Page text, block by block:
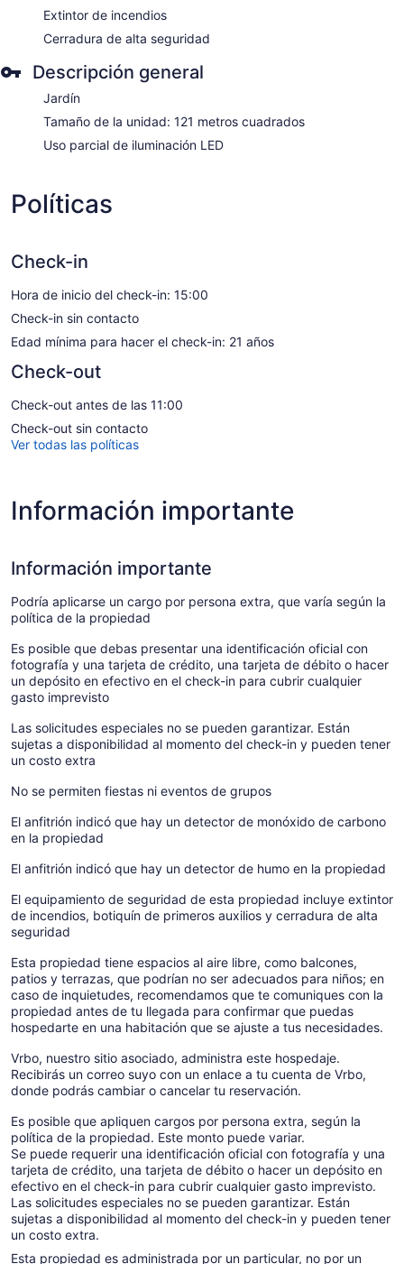
Extintor de incendios
Cerradura de alta seguridad
Descripción general
Jardín
Tamaño de la unidad: 121 metros cuadrados
Uso parcial de iluminación LED
Políticas
Check-in
Hora de inicio del check-in: 15:00
Check-in sin contacto
Edad mínima para hacer el check-in: 21 años
Check-out
Check-out antes de las 11:00
Check-out sin contacto
Ver todas las políticas
Información importante
Información importante
Podría aplicarse un cargo por persona extra, que varía según la
política de la propiedad
Es posible que debas presentar una identificación oficial con
fotografía y una tarjeta de crédito, una tarjeta de débito o hacer
un depósito en efectivo en el check-in para cubrir cualquier
gasto imprevisto
Las solicitudes especiales no se pueden garantizar. Están
sujetas a disponibilidad al momento del check-in y pueden tener
un costo extra
No se permiten fiestas ni eventos de grupos
El anfitrión indicó que hay un detector de monóxido de carbono
en la propiedad
El anfitrión indicó que hay un detector de humo en la propiedad
El equipamiento de seguridad de esta propiedad incluye extintor
de incendios, botiquín de primeros auxilios y cerradura de alta
seguridad
Esta propiedad tiene espacios al aire libre, como balcones,
patios y terrazas, que podrían no ser adecuados para niños; en
caso de inquietudes, recomendamos que te comuniques con la
propiedad antes de tu llegada para confirmar que puedas
hospedarte en una habitación que se ajuste a tus necesidades.
Vrbo, nuestro sitio asociado, administra este hospedaje.
Recibirás un correo suyo con un enlace a tu cuenta de Vrbo,
donde podrás cambiar o cancelar tu reservación.
Es posible que apliquen cargos por persona extra, según la
política de la propiedad. Este monto puede variar.
Se puede requerir una identificación oficial con fotografía y una
tarjeta de crédito, una tarjeta de débito o hacer un depósito en
efectivo en el check-in para cubrir cualquier gasto imprevisto.
Las solicitudes especiales no se pueden garantizar. Están
sujetas a disponibilidad al momento del check-in y pueden tener
un costo extra.
Esta propiedad es administrada por un particular, no por un